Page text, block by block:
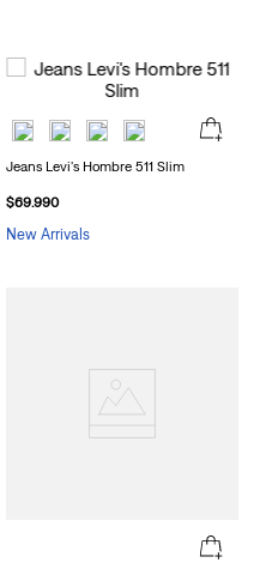
Jeans Levi's Hombre 511 Slim
$69.990
New Arrivals